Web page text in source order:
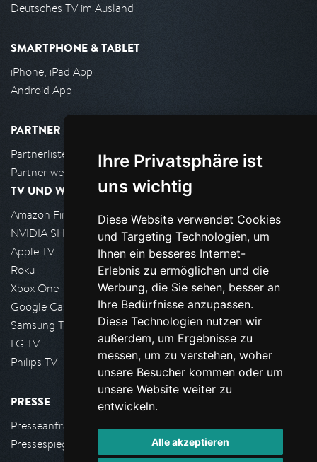
Ihre Privatsphäre ist
uns wichtig
Diese Website verwendet Cookies
und Targeting Technologien, um
Ihnen ein besseres Internet-
Erlebnis zu ermöglichen und die
Werbung, die Sie sehen, besser an
Ihre Bedürfnisse anzupassen.
Diese Technologien nutzen wir
außerdem, um Ergebnisse zu
messen, um zu verstehen, woher
unsere Besucher kommen oder um
unsere Website weiter zu
entwickeln.
Alle akzeptieren
Deutsches TV im Ausland
SMARTPHONE & TABLET
iPhone, iPad App
Android App
PARTNER
Partnerliste
Partner werden
TV UND WOHNZIMMER
Amazon FireTV
NVIDIA SHIELD, Google TV
Apple TV
Roku
Xbox One
Google Cast
Samsung TV
LG TV
Philips TV
PRESSE
Presseanfrage stellen
Pressespiegel